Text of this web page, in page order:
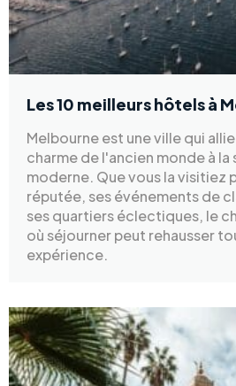
Les 10 meilleurs hôtels à
Melbourne est une ville qui
charme de l'ancien monde à
moderne. Que vous la visitiez
réputée, ses événements de
ses quartiers éclectiques, le
où séjourner peut rehausser
expérience.